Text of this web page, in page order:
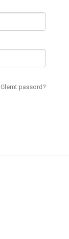
Glemt passord?